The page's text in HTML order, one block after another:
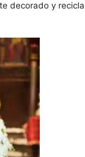
decorado y